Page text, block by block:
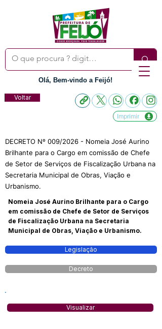
Olá, Bem-vindo a Feijó!
Voltar
Imprimir
DECRETO Nº 009/2026 - Nomeia José Aurino
Brilhante para o Cargo em comissão de Chefe
de Setor de Serviços de Fiscalização Urbana na
Secretaria Municipal de Obras, Viação e
Urbanismo.
Nomeia José Aurino Brilhante para o Cargo
em comissão de Chefe de Setor de Serviços
de Fiscalização Urbana na Secretaria
Municipal de Obras, Viação e Urbanismo.
Legislação
Decreto
Visualizar